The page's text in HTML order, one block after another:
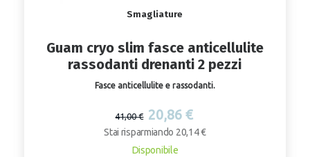
Smagliature
Guam cryo slim fasce anticellulite
rassodanti drenanti 2 pezzi
Fasce anticellulite e rassodanti.
41,00 € 20,86 €
Stai risparmiando 20,14 €
Disponibile